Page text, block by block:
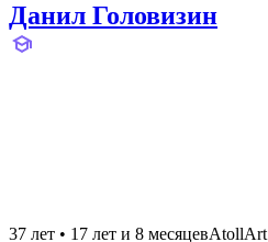
Данил Головизин
37 лет • 17 лет и 8 месяцевAtollArt